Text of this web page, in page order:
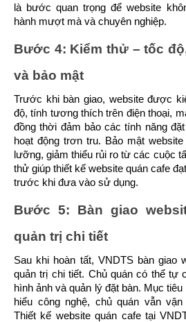
là bước quan trọng để website
hành mượt mà và chuyên nghiệp.
Bước 4: Kiểm thử – tốc
và bảo mật
Trước khi bàn giao, website được
độ, tính tương thích trên điện thoại,
đồng thời đảm bảo các tính năng
hoạt động trơn tru. Bảo mật
lưỡng, giảm thiểu rủi ro từ các cuộc
thử giúp thiết kế website quán cafe
trước khi đưa vào sử dụng.
Bước 5: Bàn giao
quản trị chi tiết
Sau khi hoàn tất, VNDTS bàn giao
quản trị chi tiết. Chủ quán có thể tự
hình ảnh và quản lý đặt bàn. Mục
hiểu công nghệ, chủ quán vẫn
Thiết kế website quán cafe tại